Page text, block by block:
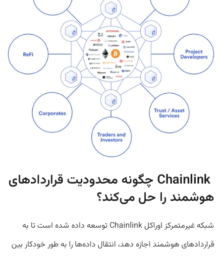
Chainlink چگونه محدودیت قراردادهای
هوشمند را حل می‌کند؟
شبکه غیرمتمرکز اوراکل Chainlink توسعه داده شده است تا به
قراردادهای هوشمند اجازه دهد، انتقال داده‌ها را به طور خودکار بین